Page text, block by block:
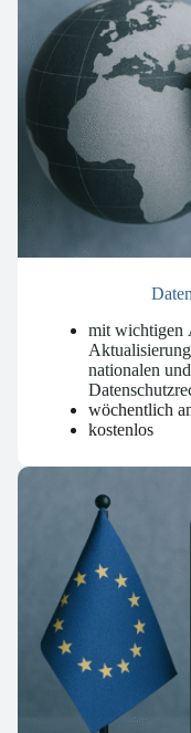
mit wichtigen
nationalen
wöchentlich